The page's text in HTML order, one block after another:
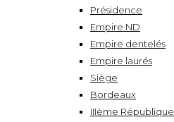
Présidence
Empire ND
Empire dentelés
Empire laurés
Siège
Bordeaux
IIIème République